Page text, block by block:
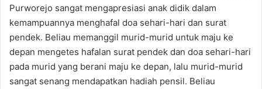
Purworejo sangat mengapresiasi anak didik dalam
kemampuannya menghafal doa sehari-hari dan surat
pendek. Beliau memanggil murid-murid untuk maju ke
depan mengetes hafalan surat pendek dan doa sehari-hari
pada murid yang berani maju ke depan, lalu murid-murid
sangat senang mendapatkan hadiah pensil. Beliau